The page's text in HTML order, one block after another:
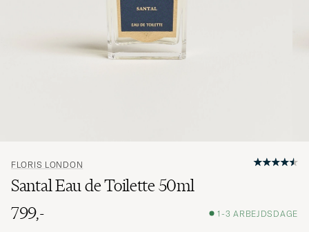
FLORIS LONDON
Santal Eau de Toilette 50ml
799,-
1-3 ARBEJDSDAGE